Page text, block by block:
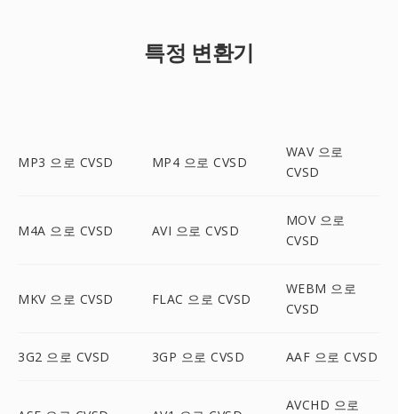
특정 변환기
MP3 으로 CVSD MP4 으로 CVSD
WAV 으로
CVSD
M4A 으로 CVSD AVI 으로 CVSD
MOV 으로
CVSD
MKV 으로 CVSD FLAC 으로 CVSD
WEBM 으로
CVSD
3G2 으로 CVSD 3GP 으로 CVSD AAF 으로 CVSD
AVCHD 으로